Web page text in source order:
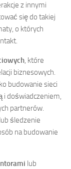
z innymi
się do takiej
o których
, które
biznesowych.
budowanie sieci
i doświadczeniem,
partnerów.
śledzenie
na budowanie
lub